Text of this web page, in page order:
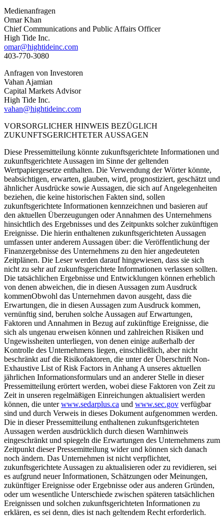
Medienanfragen
Omar Khan
Chief Communications and Public Affairs Officer
High Tide Inc.
omar@hightideinc.com
403-770-3080
Anfragen von Investoren
Vahan Ajamian
Capital Markets Advisor
High Tide Inc.
vahan@hightideinc.com
VORSORGLICHER HINWEIS BEZÜGLICH
ZUKUNFTSGERICHTETER AUSSAGEN
Diese Pressemitteilung könnte zukunftsgerichtete Informationen und
zukunftsgerichtete Aussagen im Sinne der geltenden
Wertpapiergesetze enthalten. Die Verwendung der Wörter könnte,
beabsichtigen, erwarten, glauben, wird, prognostiziert, geschätzt und
ähnlicher Ausdrücke sowie Aussagen, die sich auf Angelegenheiten
beziehen, die keine historischen Fakten sind, sollen
zukunftsgerichtete Informationen kennzeichnen und basieren auf
den aktuellen Überzeugungen oder Annahmen des Unternehmens
hinsichtlich des Ergebnisses und des Zeitpunkts solcher zukünftigen
Ereignisse. Die hierin enthaltenen zukunftsgerichteten Aussagen
umfassen unter anderem Aussagen über: die Veröffentlichung der
Finanzergebnisse des Unternehmens zu den hier angedeuteten
Zeitplänen. Die Leser werden darauf hingewiesen, dass sie sich
nicht zu sehr auf zukunftsgerichtete Informationen verlassen sollten.
Die tatsächlichen Ergebnisse und Entwicklungen können erheblich
von denen abweichen, die in diesen Aussagen zum Ausdruck
kommenObwohl das Unternehmen davon ausgeht, dass die
Erwartungen, die in diesen Aussagen zum Ausdruck kommen,
vernünftig sind, beruhen solche Aussagen auf Erwartungen,
Faktoren und Annahmen in Bezug auf zukünftige Ereignisse, die
sich als ungenau erweisen können und zahlreichen Risiken und
Ungewissheiten unterliegen, von denen einige außerhalb der
Kontrolle des Unternehmens liegen, einschließlich, aber nicht
beschränkt auf die Risikofaktoren, die unter der Überschrift Non-
Exhaustive List of Risk Factors in Anhang A unseres aktuellen
jährlichen Informationsformulars und an anderer Stelle in dieser
Pressemitteilung erörtert werden, wobei diese Faktoren von Zeit zu
Zeit in unseren regelmäßigen Einreichungen aktualisiert werden
können, die unterwww.sedarplus.ca und www.sec.gov verfügbar
sind und durch Verweis in dieses Dokument aufgenommen werden.
Die in dieser Pressemitteilung enthaltenen zukunftsgerichteten
Aussagen werden ausdrücklich durch diesen Warnhinweis
eingeschränkt und spiegeln die Erwartungen des Unternehmens zum
Zeitpunkt dieser Pressemitteilung wider und können sich danach
noch ändern. Das Unternehmen ist nicht verpflichtet,
zukunftsgerichtete Aussagen zu aktualisieren oder zu revidieren, sei
es aufgrund neuer Informationen, Schätzungen oder Meinungen,
zukünftiger Ereignisse oder Ergebnisse oder aus anderen Gründen,
oder um wesentliche Unterschiede zwischen späteren tatsächlichen
Ereignissen und solchen zukunftsgerichteten Informationen zu
erklären, es sei denn, dies ist nach geltendem Recht erforderlich.